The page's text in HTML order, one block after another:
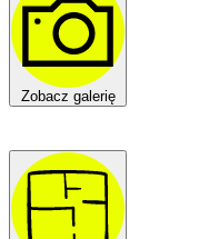
Zobacz galerię